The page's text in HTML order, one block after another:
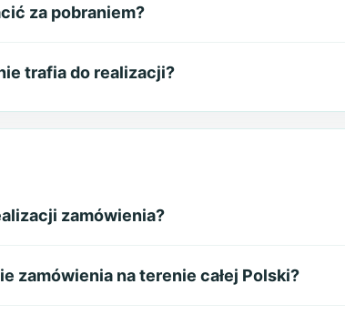
za pobraniem?
trafia do realizacji?
zamówienia?
zamówienia na terenie całej Polski?